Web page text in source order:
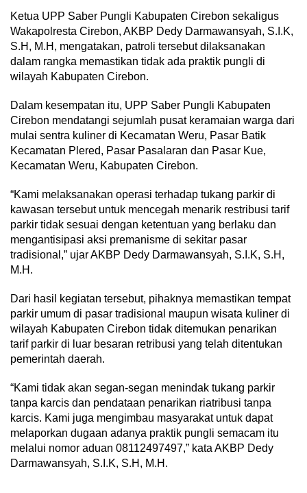
Ketua UPP Saber Pungli Kabupaten Cirebon sekaligus
Wakapolresta Cirebon, AKBP Dedy Darmawansyah, S.I.K,
S.H, M.H, mengatakan, patroli tersebut dilaksanakan
dalam rangka memastikan tidak ada praktik pungli di
wilayah Kabupaten Cirebon.
Dalam kesempatan itu, UPP Saber Pungli Kabupaten
Cirebon mendatangi sejumlah pusat keramaian warga dari
mulai sentra kuliner di Kecamatan Weru, Pasar Batik
Kecamatan Plered, Pasar Pasalaran dan Pasar Kue,
Kecamatan Weru, Kabupaten Cirebon.
“Kami melaksanakan operasi terhadap tukang parkir di
kawasan tersebut untuk mencegah menarik restribusi tarif
parkir tidak sesuai dengan ketentuan yang berlaku dan
mengantisipasi aksi premanisme di sekitar pasar
tradisional,” ujar AKBP Dedy Darmawansyah, S.I.K, S.H,
M.H.
Dari hasil kegiatan tersebut, pihaknya memastikan tempat
parkir umum di pasar tradisional maupun wisata kuliner di
wilayah Kabupaten Cirebon tidak ditemukan penarikan
tarif parkir di luar besaran retribusi yang telah ditentukan
pemerintah daerah.
“Kami tidak akan segan-segan menindak tukang parkir
tanpa karcis dan pendataan penarikan riatribusi tanpa
karcis. Kami juga mengimbau masyarakat untuk dapat
melaporkan dugaan adanya praktik pungli semacam itu
melalui nomor aduan 08112497497,” kata AKBP Dedy
Darmawansyah, S.I.K, S.H, M.H.